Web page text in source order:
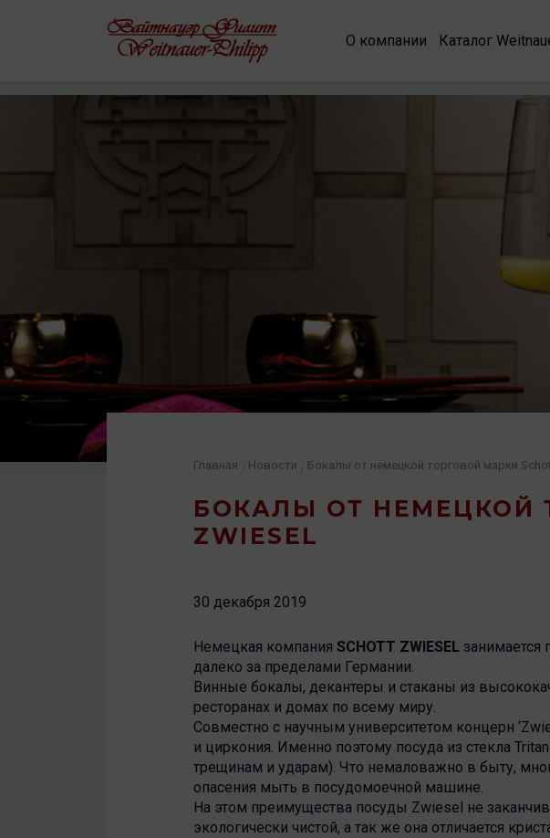
О компании Каталог
БОКАЛЫ ОТ НЕМЕЦКОЙ
ZWIESEL
Главная Новости
30 декабря 2019
Немецкая компания SCHOTT ZWIESEL занимается
далеко за пределами Германии.
Винные бокалы, декантеры и стаканы из
ресторанах и домах по всему миру.
Совместно с научным университетом концерн
и циркония. Именно поэтому посуда из стекла
трещинам и ударам). Что немаловажно в быту,
опасения мыть в посудомоечной машине.
На этом преимущества посуды Zwiesel не
экологически чистой, а так же она отличается